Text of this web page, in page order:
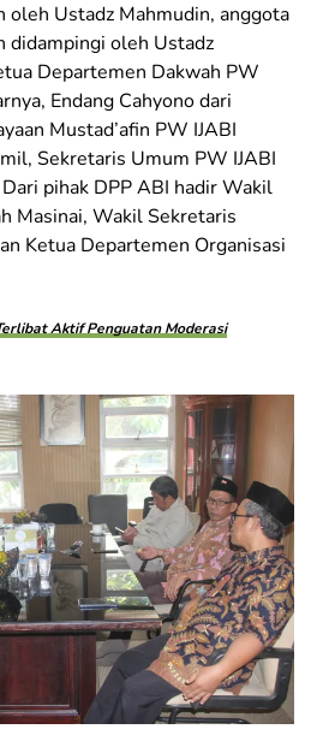
oleh Ustadz Mahmudin, anggota
didampingi oleh Ustadz
Departemen Dakwah PW
Endang Cahyono dari
Mustad’afin PW IJABI
Sekretaris Umum PW IJABI
pihak DPP ABI hadir Wakil
Masinai, Wakil Sekretaris
Ketua Departemen Organisasi
Aktif Penguatan Moderasi